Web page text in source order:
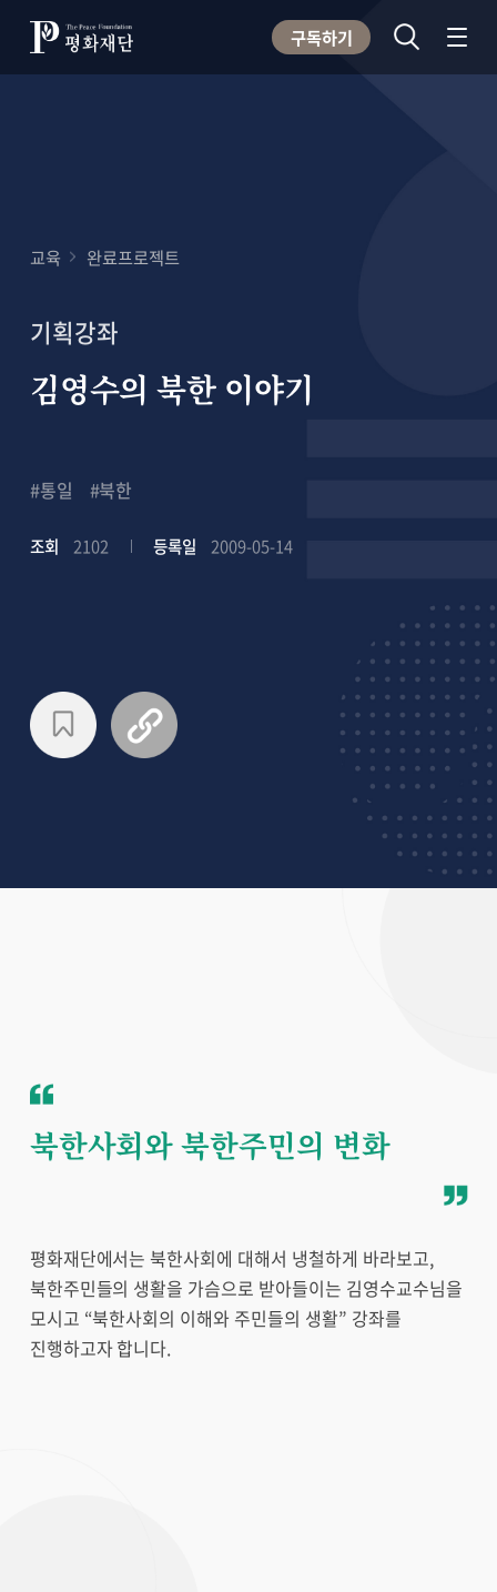
구독하기
교육 완료프로젝트
기획강좌
김영수의 북한 이야기
#통일 #북한
조회 2102 등록일 2009-05-14
북한사회와 북한주민의 변화
평화재단에서는 북한사회에 대해서 냉철하게 바라보고,
북한주민들의 생활을 가슴으로 받아들이는 김영수교수님을
모시고 “북한사회의 이해와 주민들의 생활” 강좌를
진행하고자 합니다.